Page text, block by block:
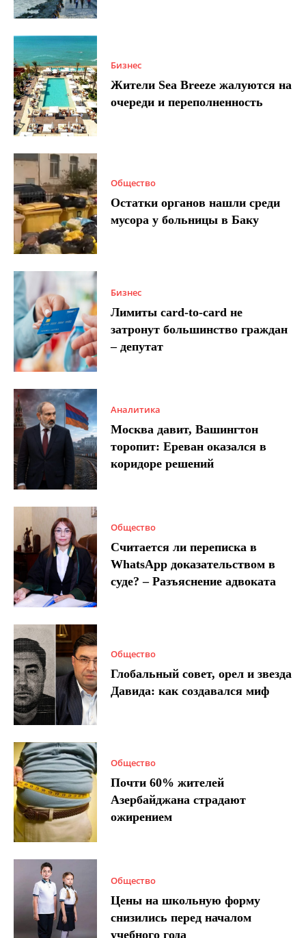
Бизнес
Жители Sea Breeze жалуются на
очереди и переполненность
Общество
Остатки органов нашли среди
мусора у больницы в Баку
Бизнес
Лимиты card-to-card не
затронут большинство граждан
– депутат
Аналитика
Москва давит, Вашингтон
торопит: Ереван оказался в
коридоре решений
Общество
Считается ли переписка в
WhatsApp доказательством в
суде? – Разъяснение адвоката
Общество
Глобальный совет, орел и звезда
Давида: как создавался миф
Общество
Почти 60% жителей
Азербайджана страдают
ожирением
Общество
Цены на школьную форму
снизились перед началом
учебного года